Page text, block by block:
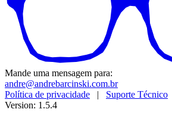
Mande uma mensagem para:
andre@andrebarcinski.com.br
Política de privacidade | Suporte Técnico
Version: 1.5.4